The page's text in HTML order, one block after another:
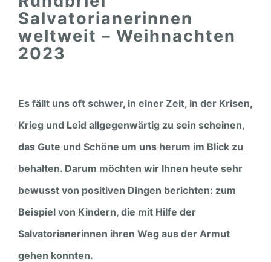
Salvatorianerinnen
weltweit – Weihnachten
2023
Es fällt uns oft schwer, in einer Zeit, in der Krisen,
Krieg und Leid allgegenwärtig zu sein scheinen,
das Gute und Schöne um uns herum im Blick zu
behalten. Darum möchten wir Ihnen heute sehr
bewusst von positiven Dingen berichten: zum
Beispiel von Kindern, die mit Hilfe der
Salvatorianerinnen ihren Weg aus der Armut
gehen konnten.